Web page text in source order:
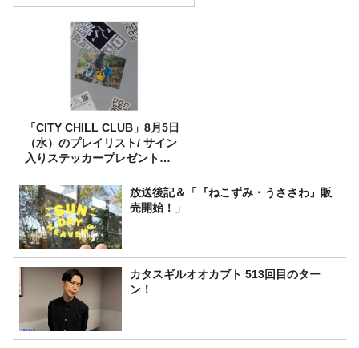
を8/10（月）に放送
「CITY CHILL CLUB」8月5日
（水）のプレイリスト/ サイン
入りステッカープレゼント有
り
放送後記＆「『ねこずみ・うささわ』販
売開始！」
カタスギルオオカブト 513回目のター
ン！